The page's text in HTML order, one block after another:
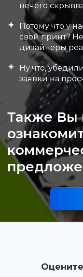
нечего
Потому что у
свой принт?
дизайнеры
Ну что,
заявки на
Также Вы